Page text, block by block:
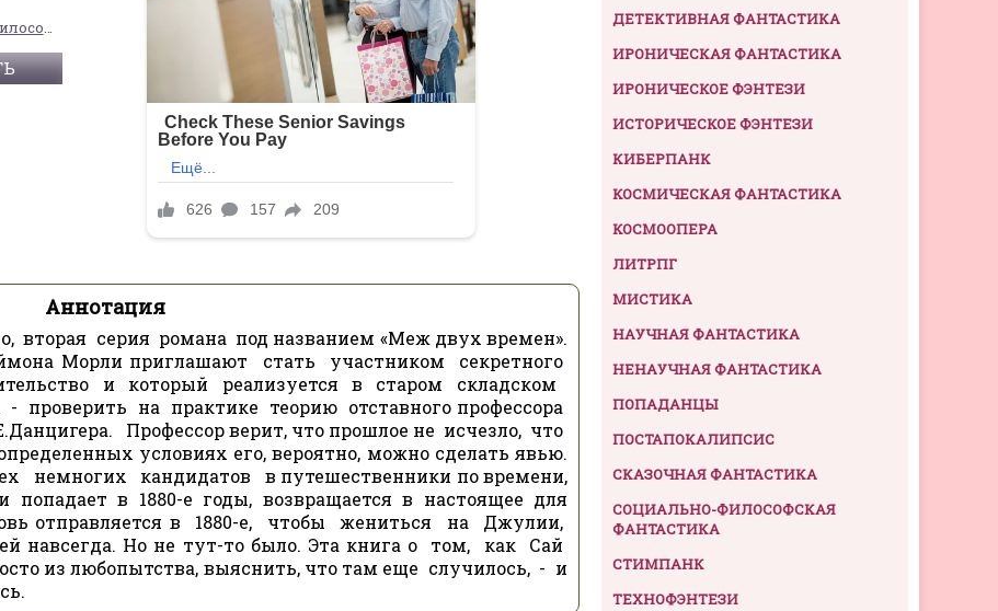
Социально-философская фантастика
Аннотация
вторая серия романа под названием «Меж двух времен».
Морли приглашают стать участником секретного
и который реализуется в старом складском
на практике теорию отставного профессора
Профессор верит, что прошлое не исчезло, что
условиях его, вероятно, можно сделать явью.
немногих кандидатов в путешественники по времени,
в 1880-е годы, возвращается в настоящее для
отправляется в 1880-е, чтобы жениться на Джулии,
навсегда. Но не тут-то было. Эта книга о том, как Сай
из любопытства, выяснить, что там еще случилось, - и
ДЕТЕКТИВНАЯ ФАНТАСТИКА
ИРОНИЧЕСКАЯ ФАНТАСТИКА
ИРОНИЧЕСКОЕ ФЭНТЕЗИ
ИСТОРИЧЕСКОЕ ФЭНТЕЗИ
КИБЕРПАНК
КОСМИЧЕСКАЯ ФАНТАСТИКА
КОСМООПЕРА
ЛИТРПГ
МИСТИКА
НАУЧНАЯ ФАНТАСТИКА
НЕНАУЧНАЯ ФАНТАСТИКА
ПОПАДАНЦЫ
ПОСТАПОКАЛИПСИС
СКАЗОЧНАЯ ФАНТАСТИКА
СОЦИАЛЬНО-ФИЛОСОФСКАЯ
ФАНТАСТИКА
СТИМПАНК
ТЕХНОФЭНТЕЗИ